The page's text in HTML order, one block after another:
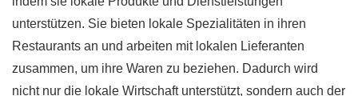
unterstützen. Sie bieten lokale Spezialitäten in ihren
Restaurants an und arbeiten mit lokalen Lieferanten
zusammen, um ihre Waren zu beziehen. Dadurch wird
nicht nur die lokale Wirtschaft unterstützt, sondern auch der